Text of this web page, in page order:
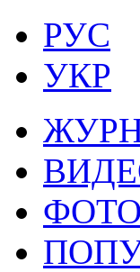
РУС
УКР
ФОТО